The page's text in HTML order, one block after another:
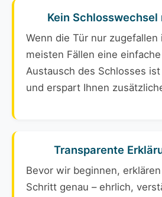
Kein
Wenn die Tür nur
meisten Fällen eine
Austausch des Schlosses
und erspart Ihnen
Transparente
Bevor wir beginnen,
Schritt genau – ehrlich,